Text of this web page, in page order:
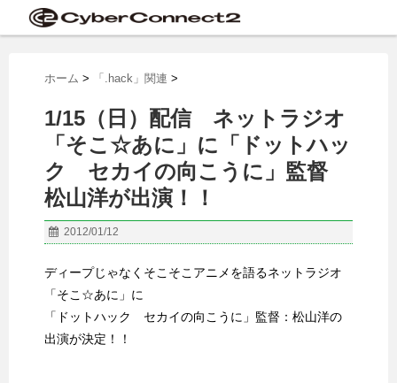
ホーム > 「.hack」関連 >
1/15（日）配信 ネットラジオ
「そこ☆あに」に「ドットハッ
ク セカイの向こうに」監督
松山洋が出演！！
2012/01/12
ディープじゃなくそこそこアニメを語るネットラジオ
「そこ☆あに」に
「ドットハック セカイの向こうに」監督：松山洋の
出演が決定！！